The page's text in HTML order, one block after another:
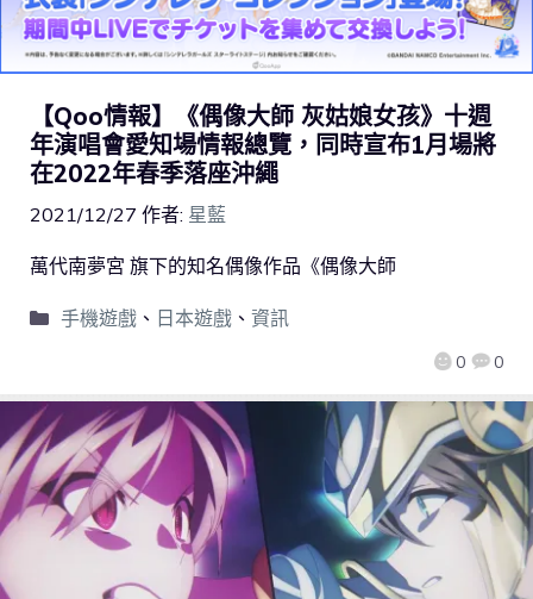
【Qoo情報】《偶像大師 灰姑娘女孩》十週
年演唱會愛知場情報總覽，同時宣布1月場將
在2022年春季落座沖繩
2021/12/27 作者: 星藍
0 0
萬代南夢宮 旗下的知名偶像作品《偶像大師
手機遊戲、 日本遊戲、 資訊